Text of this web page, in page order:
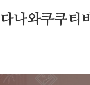
다나와쿠쿠티비